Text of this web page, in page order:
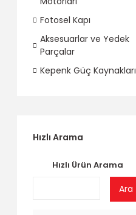
Fotosel Kapı
Aksesuarlar ve Yedek
Parçalar
Kepenk Güç Kaynakları
Hızlı Arama
Hızlı Ürün Arama
Ara